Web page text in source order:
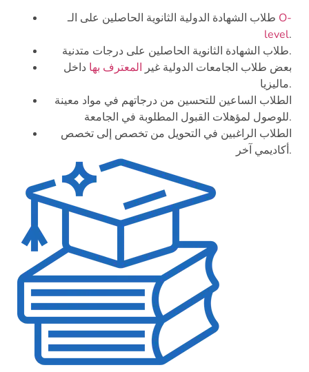
O-
level.
طلاب الشهادة الثانوية الحاصلين على درجات متدنية.
بعض طلاب الجامعات الدولية غير المعترف بها داخل
ماليزيا.
الطلاب الساعين للتحسين من درجاتهم في مواد معينة
للوصول لمؤهلات القبول المطلوبة في الجامعة.
الطلاب الراغبين في التحويل من تخصص إلى تخصص
أكاديمي آخر.